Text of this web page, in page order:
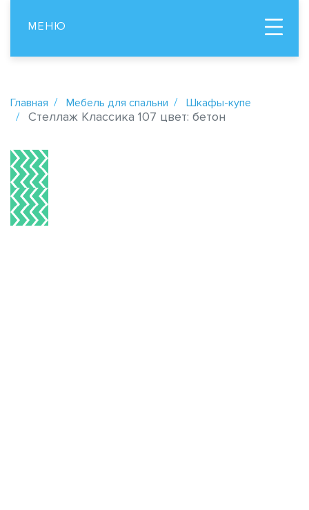
МЕНЮ
Главная Мебель для спальни Шкафы-купе
Стеллаж Классика 107 цвет: бетон